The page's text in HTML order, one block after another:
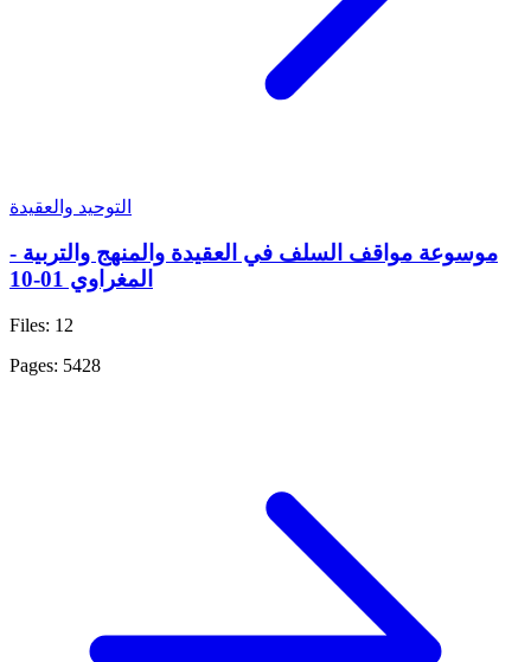
التوحيد والعقيدة
موسوعة مواقف السلف في العقيدة والمنهج والتربية -
المغراوي 01-10
Files: 12
Pages: 5428